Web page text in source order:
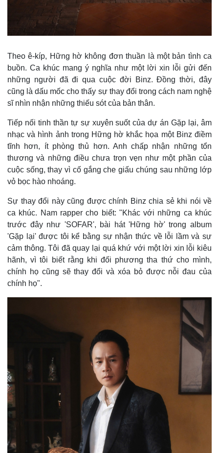
Quan sát
Cuộc sống đó đây
Hồ sơ
Video
E-Magazine
Infographic
Theo ê-kíp, Hững hờ không đơn thuần là một bản tình ca
buồn. Ca khúc mang ý nghĩa như một lời xin lỗi gửi đến
những người đã đi qua cuộc đời Binz. Đồng thời, đây
cũng là dấu mốc cho thấy sự thay đổi trong cách nam nghệ
sĩ nhìn nhận những thiếu sót của bản thân.
Tiếp nối tinh thần tự sự xuyên suốt của dự án Gặp lại, âm
nhạc và hình ảnh trong Hững hờ khắc họa một Binz điềm
tĩnh hơn, ít phòng thủ hơn. Anh chấp nhận những tổn
thương và những điều chưa trọn vẹn như một phần của
cuộc sống, thay vì cố gắng che giấu chúng sau những lớp
vỏ bọc hào nhoáng.
Sự thay đổi này cũng được chính Binz chia sẻ khi nói về
ca khúc. Nam rapper cho biết: "Khác với những ca khúc
trước đây như 'SOFAR', bài hát 'Hững hờ' trong album
'Gặp lại' được tôi kể bằng sự nhận thức về lỗi lầm và sự
cảm thông. Tôi đã quay lại quá khứ với một lời xin lỗi kiêu
hãnh, vì tôi biết rằng khi đối phương tha thứ cho mình,
chính họ cũng sẽ thay đổi và xóa bỏ được nỗi đau của
chính họ".